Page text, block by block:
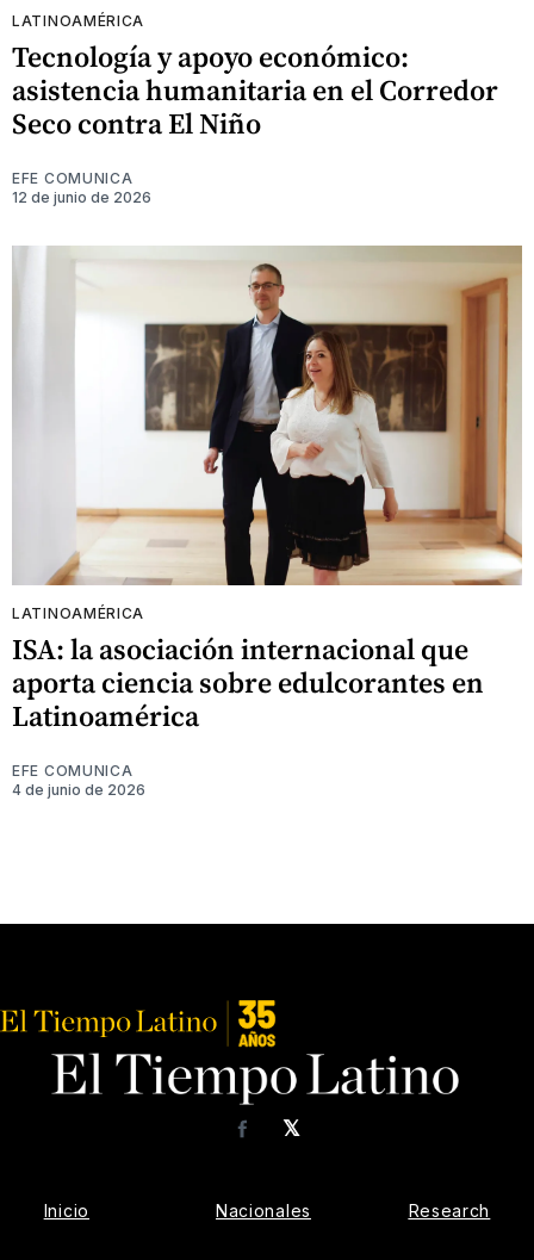
LATINOAMÉRICA
Tecnología y apoyo económico:
asistencia humanitaria en el Corredor
Seco contra El Niño
EFE COMUNICA
12 de junio de 2026
LATINOAMÉRICA
ISA: la asociación internacional que
aporta ciencia sobre edulcorantes en
Latinoamérica
EFE COMUNICA
4 de junio de 2026
𝕏
Facebook
Inicio Nacionales Research